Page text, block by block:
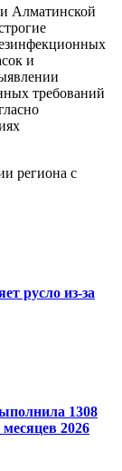
Алматинской
и
требований
региона с
русло из-за
1308
2026